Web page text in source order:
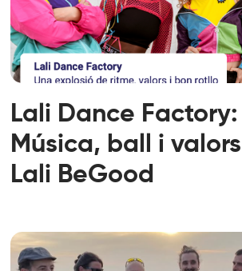
Lali Dance Factory:
Música, ball i
Lali BeGood